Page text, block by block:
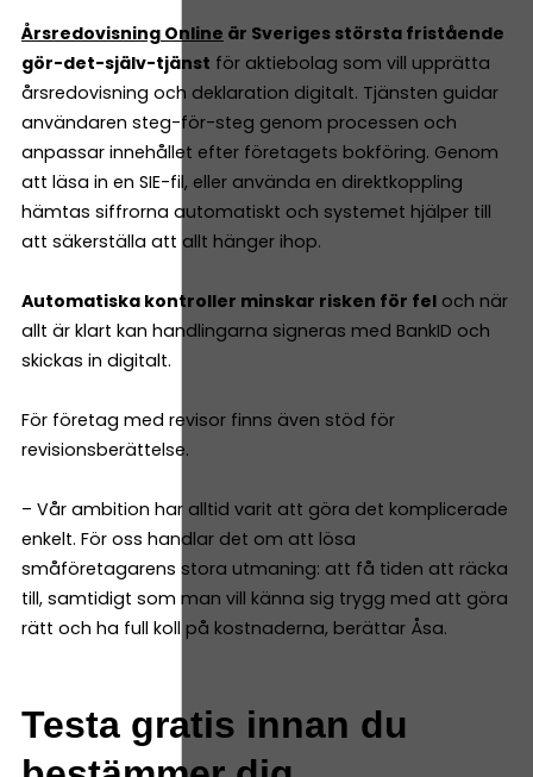
Årsredovisning Online är Sveriges största fristående
gör-det-själv-tjänst för aktiebolag som vill upprätta
årsredovisning och deklaration digitalt. Tjänsten guidar
användaren steg-för-steg genom processen och
anpassar innehållet efter företagets bokföring. Genom
att läsa in en SIE-fil, eller använda en direktkoppling
hämtas siffrorna automatiskt och systemet hjälper till
att säkerställa att allt hänger ihop.
Automatiska kontroller minskar risken för fel och när
allt är klart kan handlingarna signeras med BankID och
skickas in digitalt.
För företag med revisor finns även stöd för
revisionsberättelse.
– Vår ambition har alltid varit att göra det komplicerade
enkelt. För oss handlar det om att lösa
småföretagarens stora utmaning: att få tiden att räcka
till, samtidigt som man vill känna sig trygg med att göra
rätt och ha full koll på kostnaderna, berättar Åsa.
Testa gratis innan du